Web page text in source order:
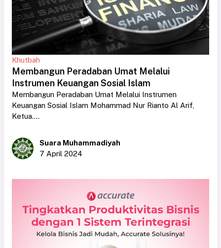
Khutbah
Membangun Peradaban Umat Melalui
Instrumen Keuangan Sosial Islam
Membangun Peradaban Umat Melalui Instrumen
Keuangan Sosial Islam Mohammad Nur Rianto Al Arif,
Ketua....
Suara Muhammadiyah
7 April 2024